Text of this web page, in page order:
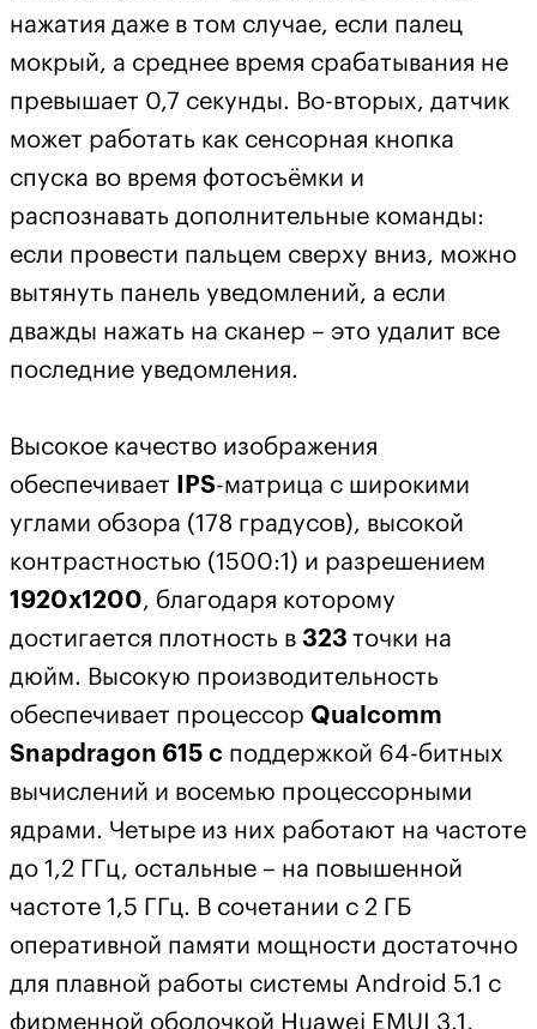
нажатия даже в том случае, если палец
мокрый, а среднее время срабатывания не
превышает 0,7 секунды. Во-вторых, датчик
может работать как сенсорная кнопка
спуска во время фотосъёмки и
распознавать дополнительные команды:
если провести пальцем сверху вниз, можно
вытянуть панель уведомлений, а если
дважды нажать на сканер – это удалит все
последние уведомления.
Высокое качество изображения
обеспечивает
IPS-матрица с широкими
углами обзора (178 градусов), высокой
контрастностью (1500:1) и разрешением
1920х1200, благодаря которому
достигается плотность в 323 точки на
дюйм. Высокую производительность
обеспечивает процессор Qualcomm
Snapdragon 615 с поддержкой 64-битных
вычислений и восемью процессорными
ядрами. Четыре из них работают на частоте
до 1,2 ГГц, остальные – на повышенной
частоте 1,5 ГГц. В сочетании с 2 ГБ
оперативной памяти мощности достаточно
для плавной работы системы Android 5.1 с
фирменной оболочкой Huawei EMUI 3.1,